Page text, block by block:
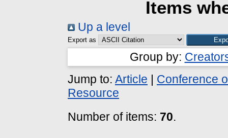
Items
Up a level
Export as
Group by:
Jump to: Article | Conference
Resource
Number of items: 70.